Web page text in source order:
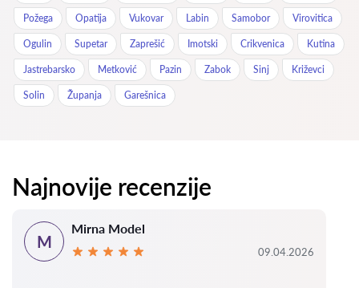
Požega Opatija Vukovar Labin Samobor Virovitica
Ogulin Supetar Zaprešić Imotski Crikvenica Kutina
Jastrebarsko Metković Pazin Zabok Sinj Križevci
Solin Županja Garešnica
Najnovije recenzije
M
Mirna Model
09.04.2026